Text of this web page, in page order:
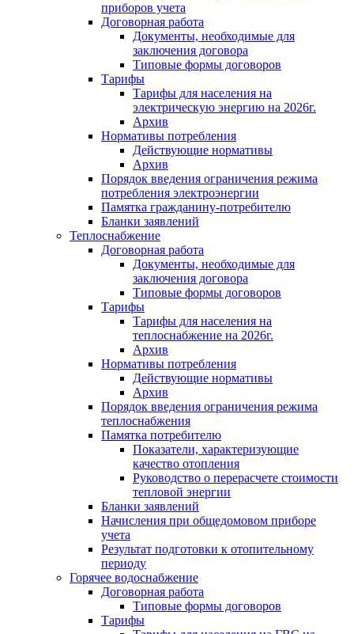
приборов учета
Договорная работа
Документы, необходимые для
заключения договора
Типовые формы договоров
Тарифы
Тарифы для населения на
электрическую энергию на 2026г.
Архив
Нормативы потребления
Действующие нормативы
Архив
Порядок введения ограничения режима
потребления электроэнергии
Памятка гражданину-потребителю
Бланки заявлений
Теплоснабжение
Договорная работа
Документы, необходимые для
заключения договора
Типовые формы договоров
Тарифы
Тарифы для населения на
теплоснабжение на 2026г.
Архив
Нормативы потребления
Действующие нормативы
Архив
Порядок введения ограничения режима
теплоснабжения
Памятка потребителю
Показатели, характеризующие
качество отопления
Руководство о перерасчете стоимости
тепловой энергии
Бланки заявлений
Начисления при общедомовом приборе
учета
Результат подготовки к отопительному
периоду
Горячее водоснабжение
Договорная работа
Типовые формы договоров
Тарифы